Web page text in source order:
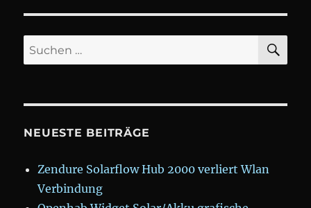
Suchen
nach:
NEUESTE BEITRÄGE
Zendure Solarflow Hub 2000 verliert Wlan
Verbindung